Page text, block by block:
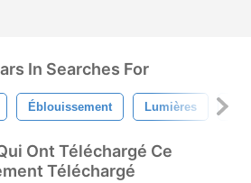
In Searches For
Éblouissement Lumières
Ont Téléchargé Ce
Téléchargé